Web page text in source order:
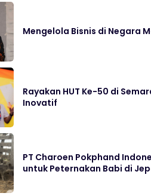
Mengelola Bisnis di Negara
Rayakan HUT Ke-50 di
Inovatif
PT Charoen Pokphand
untuk Peternakan Babi di